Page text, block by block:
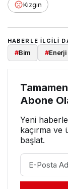
Kızgın
HABERLE ILGILI
#Bim #Enerji
Abone
Yeni
kaçırma ve
başlat.